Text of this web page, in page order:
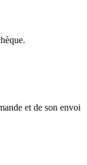
et de son envoi